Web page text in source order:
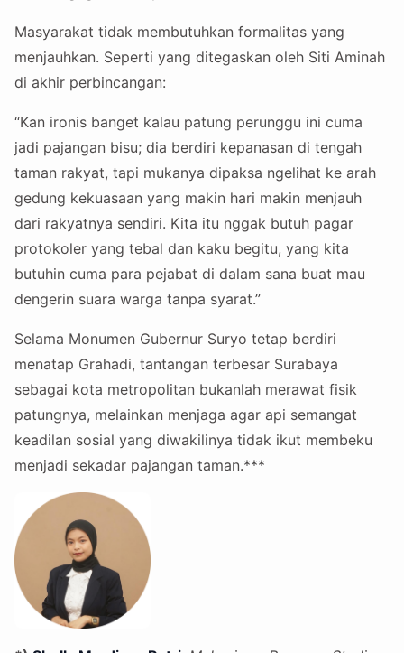
Masyarakat tidak membutuhkan formalitas yang
menjauhkan. Seperti yang ditegaskan oleh Siti Aminah
di akhir perbincangan:
“Kan ironis banget kalau patung perunggu ini cuma
jadi pajangan bisu; dia berdiri kepanasan di tengah
taman rakyat, tapi mukanya dipaksa ngelihat ke arah
gedung kekuasaan yang makin hari makin menjauh
dari rakyatnya sendiri. Kita itu nggak butuh pagar
protokoler yang tebal dan kaku begitu, yang kita
butuhin cuma para pejabat di dalam sana buat mau
dengerin suara warga tanpa syarat.”
Selama Monumen Gubernur Suryo tetap berdiri
menatap Grahadi, tantangan terbesar Surabaya
sebagai kota metropolitan bukanlah merawat fisik
patungnya, melainkan menjaga agar api semangat
keadilan sosial yang diwakilinya tidak ikut membeku
menjadi sekadar pajangan taman.***